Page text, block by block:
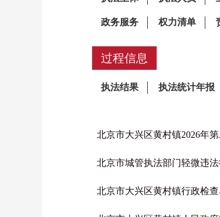
过程信息
北京市大兴区黄村镇2026年
北京市城管执法部门轻微违
北京市大兴区黄村镇行政检查